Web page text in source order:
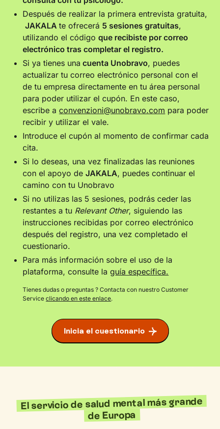
Después de realizar la primera entrevista gratuita,
JAKALAte ofrecerá 5 sesiones gratuitas,
utilizando el códigoque recibiste por correo
electrónico tras completar el registro.
Si ya tienes una cuenta Unobravo, puedes
actualizar tu correo electrónico personal con el
de tu empresa directamente en tu área personal
para poder utilizar el cupón. En este caso,
escribe aconvenzioni@unobravo.com para poder
recibir y utilizar el vale.
Introduce el cupón al momento de confirmar cada
cita.
Si lo deseas, una vez finalizadas las reuniones
con el apoyo deJAKALA, puedes continuar el
camino con tu Unobravo
Si no utilizas las 5 sesiones, podrás ceder las
restantes a tu Relevant Other, siguiendo las
instrucciones recibidas por correo electrónico
después del registro, una vez completado el
cuestionario.
Para más información sobre el uso de la
plataforma, consulte laguía específica.
Tienes dudas o preguntas ? Contacta con nuestro Customer
Serviceclicando en este enlace.
Inicia el cuestionario
El servicio de salud mental más grande
de Europa